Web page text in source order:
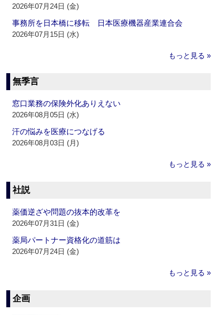
2026年07月24日 (金)
事務所を日本橋に移転 日本医療機器産業連合会
2026年07月15日 (水)
もっと見る »
無季言
窓口業務の保険外化ありえない
2026年08月05日 (水)
汗の悩みを医療につなげる
2026年08月03日 (月)
もっと見る »
社説
薬価逆ざや問題の抜本的改革を
2026年07月31日 (金)
薬局パートナー資格化の道筋は
2026年07月24日 (金)
もっと見る »
企画